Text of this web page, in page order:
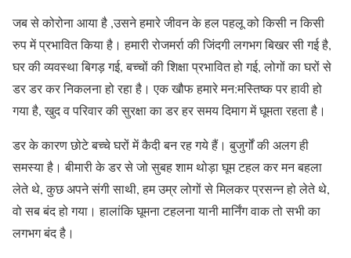
जब से कोरोना आया है ,उसने हमारे जीवन के हल पहलू को किसी न किसी
रुप में प्रभावित किया है। हमारी रोजमर्रा की जिंदगी लगभग बिखर सी गई है,
घर की व्यवस्था बिगड़ गई, बच्चों की शिक्षा प्रभावित हो गई, लोगों का घरों से
डर डर कर निकलना हो रहा है। एक खौफ हमारे मन:मस्तिष्क पर हावी हो
गया है, खुद व परिवार की सुरक्षा का डर हर समय दिमाग में घूमता रहता है।
डर के कारण छोटे बच्चे घरों में कैदी बन रह गये हैं। बुजुर्गों की अलग ही
समस्या है। बीमारी के डर से जो सुबह शाम थोड़ा घूम टहल कर मन बहला
लेते थे, कुछ अपने संगी साथी, हम उम्र लोगों से मिलकर प्रसन्न हो लेते थे,
वो सब बंद हो गया। हालांकि घूमना टहलना यानी मार्निंग वाक तो सभी का
लगभग बंद है।